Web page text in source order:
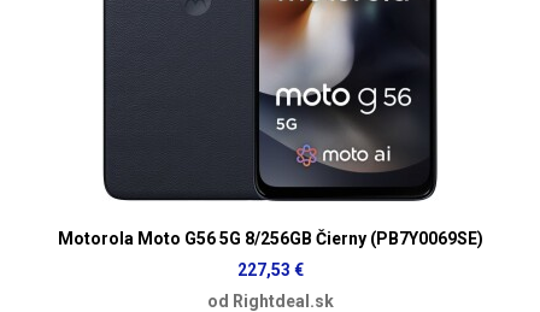
Motorola Moto G56 5G 8/256GB Čierny (PB7Y0069SE)
227,53 €
od Rightdeal.sk